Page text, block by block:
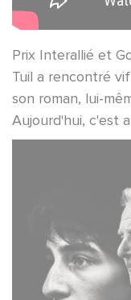
Prix Interallié et
Tuil a rencontré
son roman, lui-
Aujourd'hui, c'est